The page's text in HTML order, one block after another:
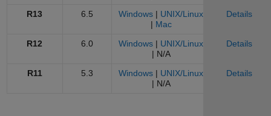
R13 6.5 Windows | UNIX/Linux
| Mac
Details
R12 6.0 Windows | UNIX/Linux
| N/A
Details
R11 5.3 Windows | UNIX/Linux
| N/A
Details